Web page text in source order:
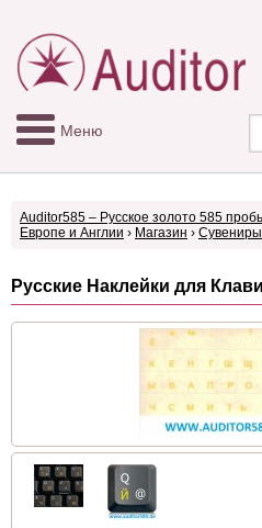
Меню
Auditor585 – Русское золото 585
Европе и Англии › Магазин › Сувениры
Русские Наклейки для